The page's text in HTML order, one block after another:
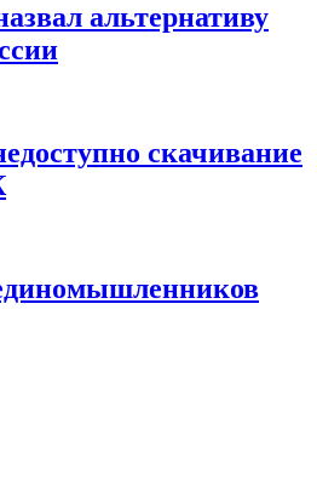
альтернативу
скачивание